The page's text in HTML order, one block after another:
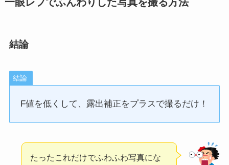
結論
結論
F値を低くして、露出補正をプラスで撮るだけ！
たったこれだけでふわふわ写真にな